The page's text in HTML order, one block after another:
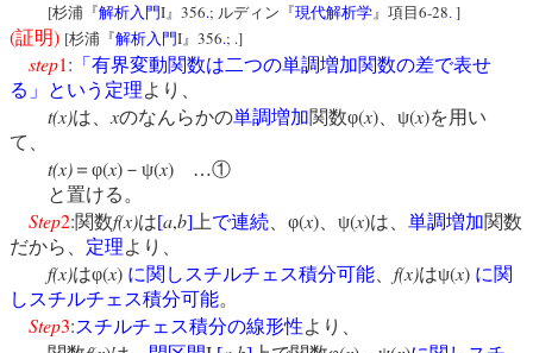
[杉浦『解析入門I』 356.; ルディン『現代解析学』項目 6-28. ]
(証明) [杉浦『解析入門I』 356.; .]
step1: 「有界変動関数は二つの単調増加関数の差で表せ
る」という定理より、
t(x)は、 xのなんらかの単調増加関数φ(x) 、ψ(x)を用い
て、
t(x) ＝φ(x) －ψ(x) …①
と置ける。
Step2:関数f(x)は[a,b] 上で連続 、φ(x) 、ψ(x)は、 単調増加関数
だから、 定理より、
f(x)はφ(x) に関しスチルチェス積分可能 f(x)はψ(x) に関
しスチルチェス積分可能。
Step3:スチルチェス積分の線形性より、